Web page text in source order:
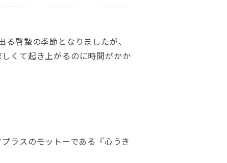
啓蟄の季節となりましたが、
くて起き上がるのに時間がかか
ラスのモットーである『心うき